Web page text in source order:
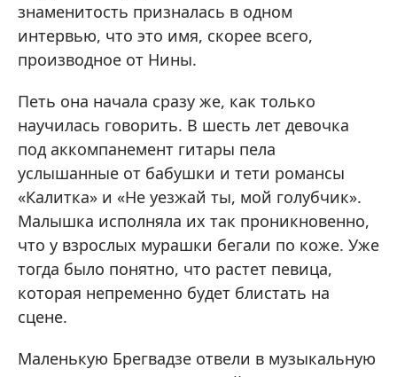
знаменитость призналась в одном
интервью, что это имя, скорее всего,
производное от Нины.
Петь она начала сразу же, как только
научилась говорить. В шесть лет девочка
под аккомпанемент гитары пела
услышанные от бабушки и тети романсы
«Калитка» и «Не уезжай ты, мой голубчик».
Малышка исполняла их так проникновенно,
что у взрослых мурашки бегали по коже. Уже
тогда было понятно, что растет певица,
которая непременно будет блистать на
сцене.
Маленькую Брегвадзе отвели в музыкальную